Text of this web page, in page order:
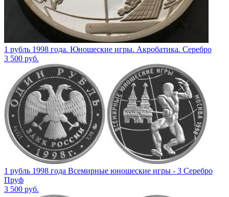
1 рубль 1998 года. Юношеские игры. Акробатика. Серебро
3 500 руб.
1 рубль 1998 года Всемирные юношеские игры - 3 Серебро
Пруф
3 500 руб.